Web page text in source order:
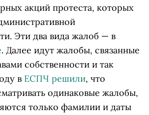
акций протеста, которых
Эти два вида жалоб — в
. Далее идут жалобы, связанные
собственности и так
в ЕСПЧ решили, что
одинаковые жалобы,
только фамилии и даты